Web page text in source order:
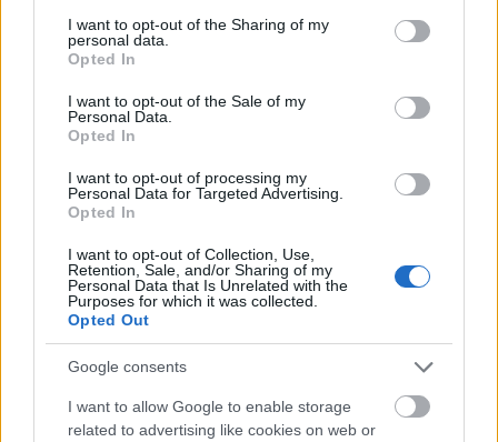
not limited to your visit or usage behaviour. You may click to
grant or deny consent to Google and its third-party tags to
use your data for below specified purposes in below Google
consent section.
I want to opt-out of the Sharing of my
personal data.
Opted In
I want to opt-out of the Sale of my
Personal Data.
Opted In
I want to opt-out of processing my
Personal Data for Targeted Advertising.
Opted In
I want to opt-out of Collection, Use,
Retention, Sale, and/or Sharing of my
Personal Data that Is Unrelated with the
Purposes for which it was collected.
Opted Out
Google consents
I want to allow Google to enable storage
related to advertising like cookies on web or
Κλίντον και τα ψευτοδιλήμματα και ας προκηρύξει
εκλογές για να δει τη πραγματική άποψη που
έχουν οι Έλληνες και οι Ελληνίδες για την πολιτική